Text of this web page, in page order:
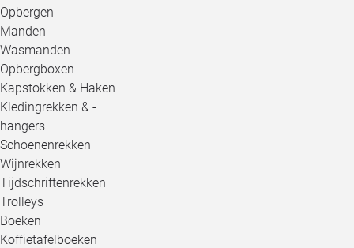
Opbergen
Manden
Wasmanden
Opbergboxen
Kapstokken & Haken
Kledingrekken & -
hangers
Schoenenrekken
Wijnrekken
Tijdschriftenrekken
Trolleys
Boeken
Koffietafelboeken